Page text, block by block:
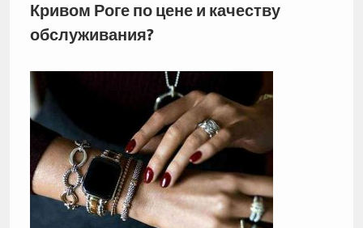
Кривом Роге по цене и качеству
обслуживания?